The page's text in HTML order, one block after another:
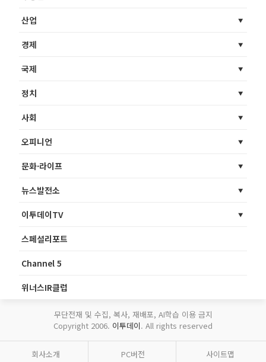
산업
경제
국제
정치
사회
오피니언
문화·라이프
뉴스발전소
이투데이TV
스페셜리포트
Channel 5
위너스IR클럽
무단전재 및 수집, 복사, 재배포, AI학습 이용 금지
Copyright 2006. 이투데이. All rights reserved
회사소개 PC버전 사이트맵